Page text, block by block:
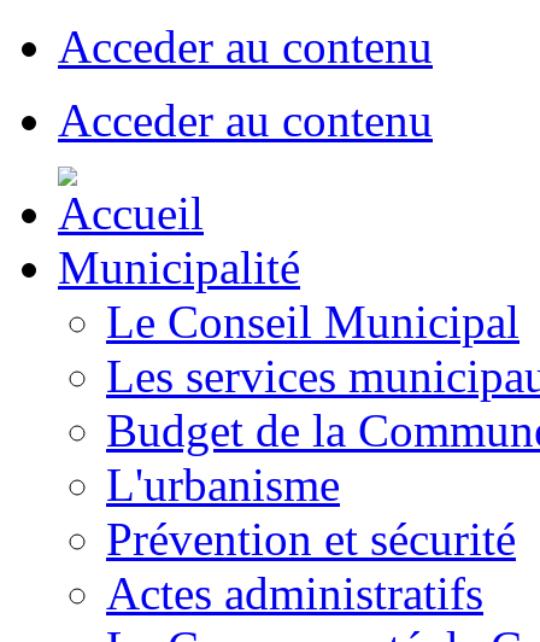
Acceder au contenu
Acceder au contenu
Municipalité
Le Conseil Municipal
Les services
Budget de la
L'urbanisme
Prévention et sécurité
Actes administratifs